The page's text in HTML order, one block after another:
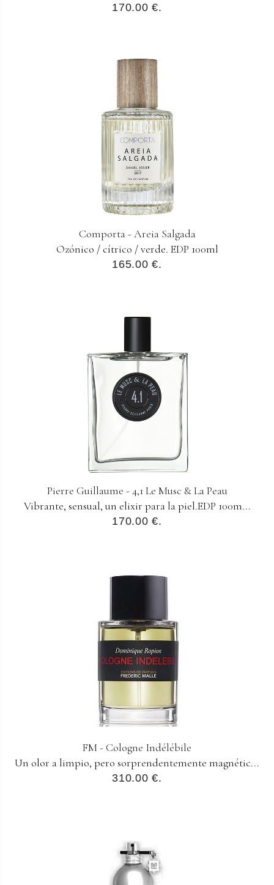
170.00 €.
Comporta - Areia Salgada
Ozónico / cítrico / verde. EDP 100ml
165.00 €.
Pierre Guillaume - 4,1 Le Musc & La Peau
Vibrante, sensual, un elixir para la piel.EDP 100m...
170.00 €.
FM - Cologne Indélébile
Un olor a limpio, pero sorprendentemente magnétic...
310.00 €.